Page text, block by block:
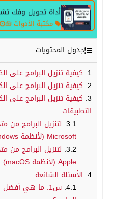
مكتبة الأدوات 🧰
جدول المحتويات
كيفية تنزيل البرامج على
كيفية تنزيل البرامج على
كيفية تنزيل البرامج على
التطبيقات
لتنزيل البرامج من
Microsoft (لأنظمة Windows):
لتنزيل البرامج من
Apple (لأنظمة macOS):
الأسئلة الشائعة
س1. ما هي أفضل